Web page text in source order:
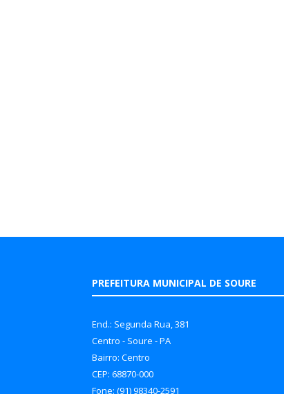
PREFEITURA MUNICIPAL DE SOURE
End.: Segunda Rua, 381
Centro - Soure - PA
Bairro: Centro
CEP: 68870-000
Fone: (91) 98340-2591